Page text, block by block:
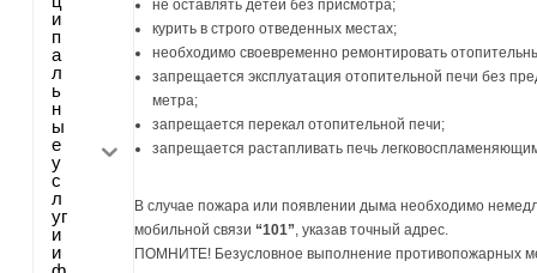
и
п
а
л
ь
н
ы
е
у
с
л
уг
и
и
не оставлять детей без присмотра;
курить в строго отведенных местах;
необходимо своевременно ремонтировать
запрещается эксплуатация отопительной печи без
метра;
запрещается перекал отопительной печи;
запрещается растапливать печь
В случае пожара или появлении дыма необходимо
мобильной связи “101”, указав точный адрес.
ПОМНИТЕ! Безусловное выполнение противопожарных